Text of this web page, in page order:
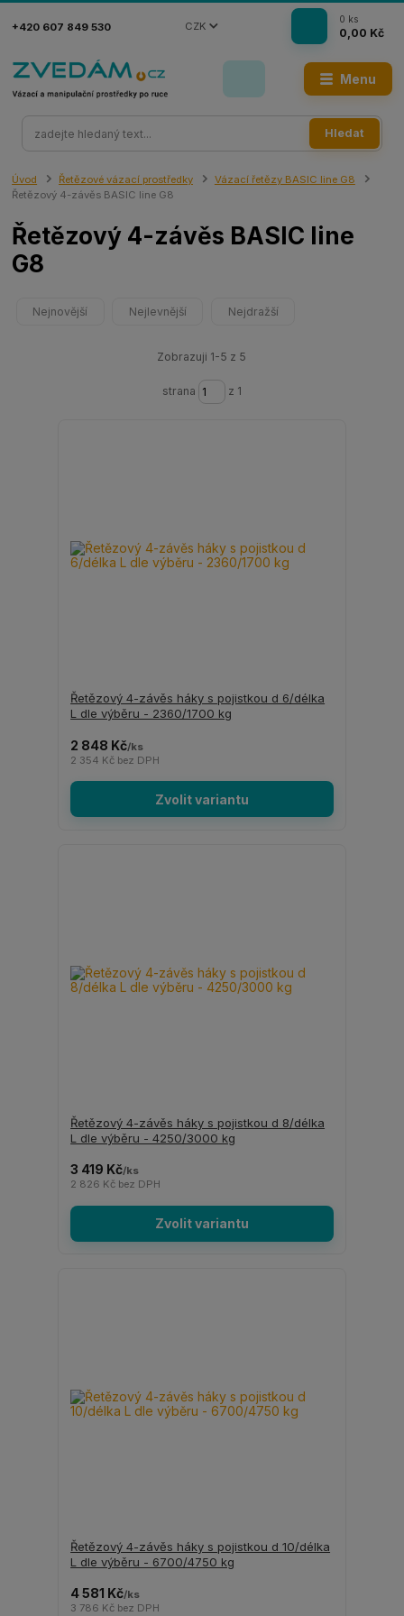
Menu
CZK
Hledat
+420 607 849 530
0 ks
0,00 Kč
Úvod Řetězové vázací prostředky
Vázací řetězy BASIC line G8
Řetězový 4-závěs BASIC line G8
Řetězový 4-závěs BASIC line
G8
Nejnovější Nejlevnější Nejdražší
Zobrazuji 1-5 z 5
strana z 1
Řetězový 4-závěs háky s pojistkou d 6/délka
L dle výběru - 2360/1700 kg
2 848 Kč/ks
2 354 Kč bez DPH
Zvolit variantu
Řetězový 4-závěs háky s pojistkou d 8/délka
L dle výběru - 4250/3000 kg
3 419 Kč/ks
2 826 Kč bez DPH
Zvolit variantu
Řetězový 4-závěs háky s pojistkou d 10/délka
L dle výběru - 6700/4750 kg
4 581 Kč/ks
3 786 Kč bez DPH